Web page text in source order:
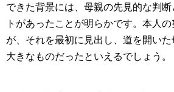
できた背景には、母親の先見的な判
トがあったことが明らかです。本人
が、それを最初に見出し、道を開い
大きなものだったといえるでしょう。